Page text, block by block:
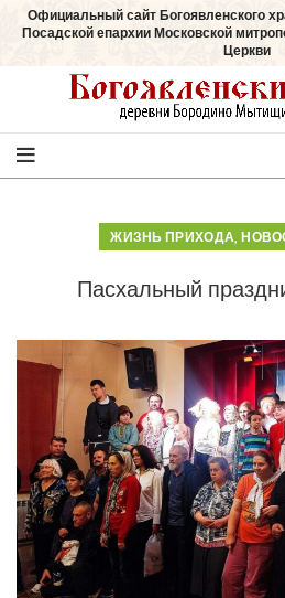
Официальный сайт Богоявленского
Посадской епархии Московской
Церкви
ЖИЗНЬ ПРИХОДА,
Пасхальный